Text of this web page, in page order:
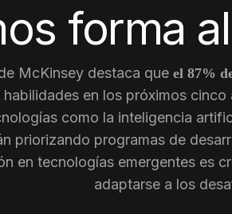
forma al
McKinsey destaca que el 87%
habilidades en los próximos
como la inteligencia
priorizando programas de
en tecnologías emergentes es
adaptarse a los